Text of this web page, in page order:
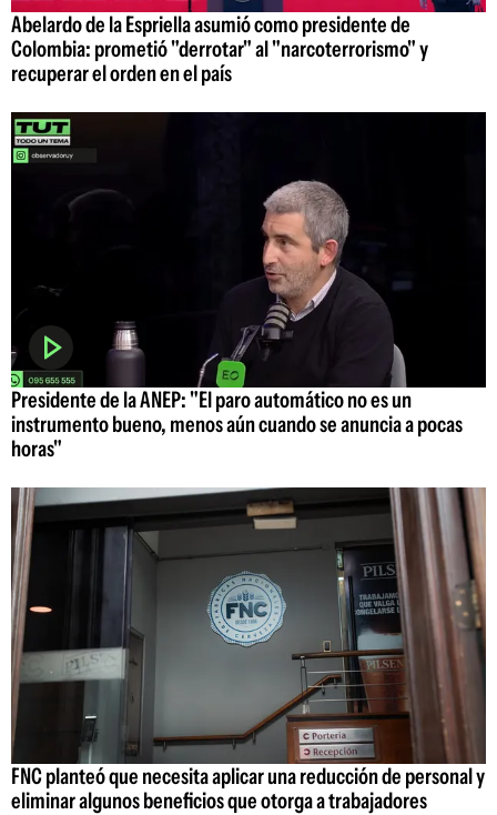
Abelardo de la Espriella asumió como presidente de
Colombia: prometió "derrotar" al "narcoterrorismo" y
recuperar el orden en el país
Presidente de la ANEP: "El paro automático no es un
instrumento bueno, menos aún cuando se anuncia a pocas
horas"
FNC planteó que necesita aplicar una reducción de personal y
eliminar algunos beneficios que otorga a trabajadores